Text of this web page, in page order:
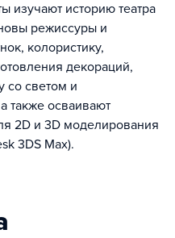
изучают историю театра
режиссуры и
колористику,
декораций,
со светом и
также осваивают
2D и 3D моделирования
3DS Max).